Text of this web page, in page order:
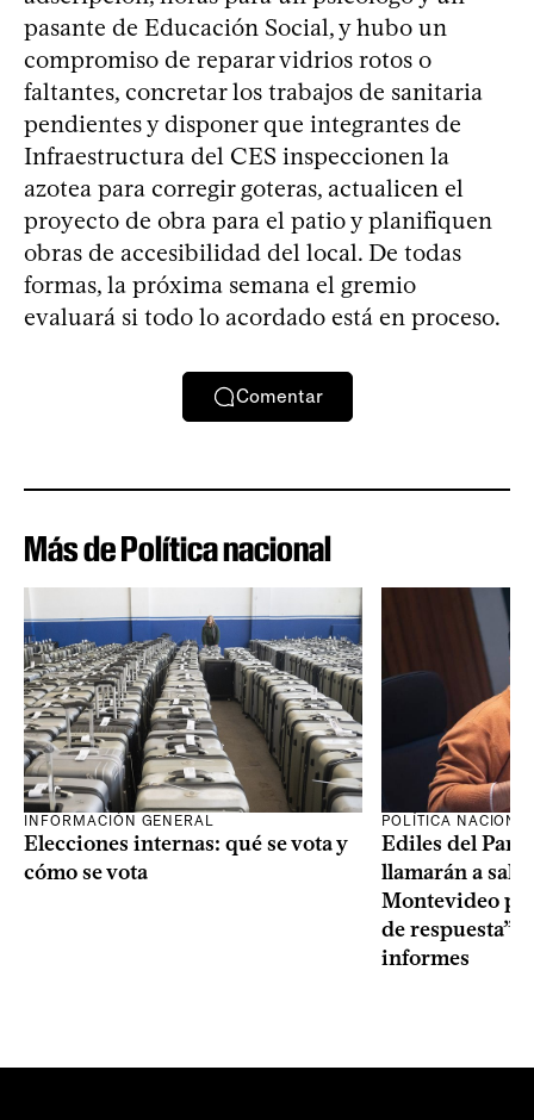
pasante de Educación Social, y hubo un
compromiso de reparar vidrios rotos o
faltantes, concretar los trabajos de sanitaria
pendientes y disponer que integrantes de
Infraestructura del CES inspeccionen la
azotea para corregir goteras, actualicen el
proyecto de obra para el patio y planifiquen
obras de accesibilidad del local. De todas
formas, la próxima semana el gremio
evaluará si todo lo acordado está en proceso.
Comentar
Más de Política nacional
INFORMACIÓN GENERAL
Elecciones internas: qué se vota y
cómo se vota
POLÍTICA
Ediles del
llamarán a sala
Montevideo
de respuesta”
informes